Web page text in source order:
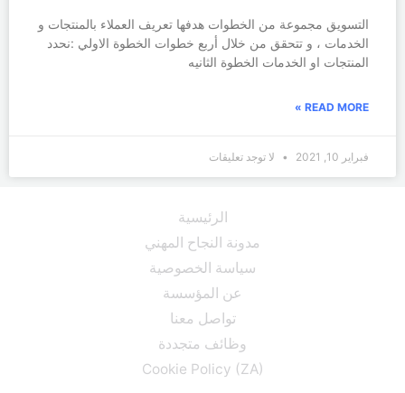
التسويق مجموعة من الخطوات هدفها تعريف العملاء بالمنتجات و
الخدمات ، و تتحقق من خلال أربع خطوات الخطوة الاولي :نحدد
المنتجات او الخدمات الخطوة الثانيه
READ MORE »
فبراير 10, 2021 لا توجد تعليقات
الرئيسية
مدونة النجاح المهني
سياسة الخصوصية
عن المؤسسة
تواصل معنا
وظائف متجددة
Cookie Policy (ZA)